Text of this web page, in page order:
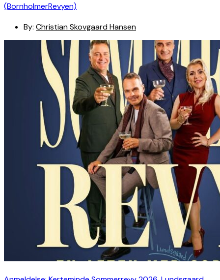
(BornholmerRevyen)
By: Christian Skovgaard Hansen